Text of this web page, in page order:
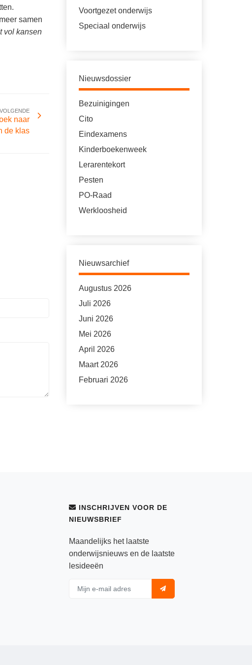
samen
vol kansen
VOLGENDE
naar
de klas
Voortgezet onderwijs
Speciaal onderwijs
Nieuwsdossier
Bezuinigingen
Cito
Eindexamens
Kinderboekenweek
Lerarentekort
Pesten
PO-Raad
Werkloosheid
Nieuwsarchief
Augustus 2026
Juli 2026
Juni 2026
Mei 2026
April 2026
Maart 2026
Februari 2026
INSCHRIJVEN VOOR DE
NIEUWSBRIEF
Maandelijks het laatste
onderwijsnieuws en de laatste
lesideeën